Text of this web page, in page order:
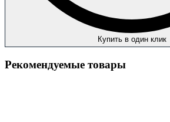
Купить в один клик
Рекомендуемые товары